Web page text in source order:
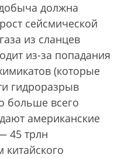
должна
сейсмической
из сланцев
из-за попадания
(которые
гидроразрыв
больше всего
американские
45 трлн